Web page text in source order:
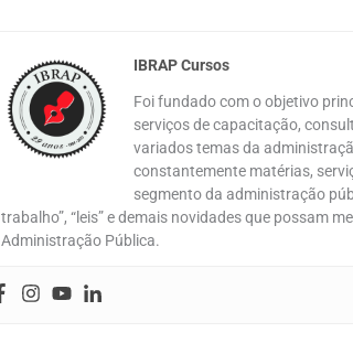
IBRAP Cursos
Foi fundado com o objetivo
serviços de capacitação,
variados temas da
constantemente matérias,
segmento da administração
trabalho”, “leis” e demais novidades que possam
Administração Pública.